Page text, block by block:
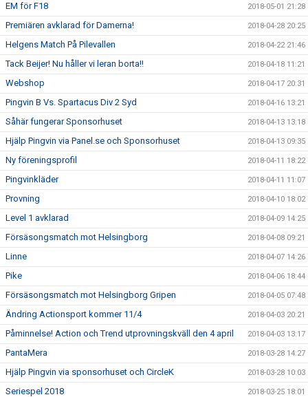
EM för F18 2018-05-01 21:28
Premiären avklarad för Damerna! 2018-04-28 20:25
Helgens Match På Pilevallen 2018-04-22 21:46
Tack Beijer! Nu håller vi leran borta!! 2018-04-18 11:21
Webshop 2018-04-17 20:31
Pingvin B Vs. Spartacus Div 2 Syd 2018-04-16 13:21
Såhär fungerar Sponsorhuset 2018-04-13 13:18
Hjälp Pingvin via Panel.se och Sponsorhuset 2018-04-13 09:35
Ny föreningsprofil 2018-04-11 18:22
Pingvinkläder 2018-04-11 11:07
Provning 2018-04-10 18:02
Level 1 avklarad 2018-04-09 14:25
Försäsongsmatch mot Helsingborg 2018-04-08 09:21
Linne 2018-04-07 14:26
Pike 2018-04-06 18:44
Försäsongsmatch mot Helsingborg Gripen 2018-04-05 07:48
Ändring Actionsport kommer 11/4 2018-04-03 20:21
Påminnelse! Action och Trend utprovningskväll den 4 april 2018-04-03 13:17
PantaMera 2018-03-28 14:27
Hjälp Pingvin via sponsorhuset och CircleK 2018-03-28 10:03
Seriespel 2018 2018-03-25 18:01